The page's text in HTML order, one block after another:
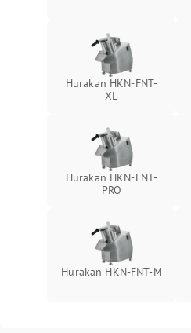
Hurakan HKN-FNT-
XL
Hurakan HKN-FNT-
PRO
Hurakan HKN-FNT-M